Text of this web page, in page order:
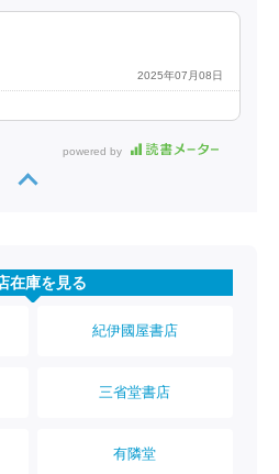
2025年07月08日
powered by
在庫を見る
紀伊國屋書店
三省堂書店
有隣堂